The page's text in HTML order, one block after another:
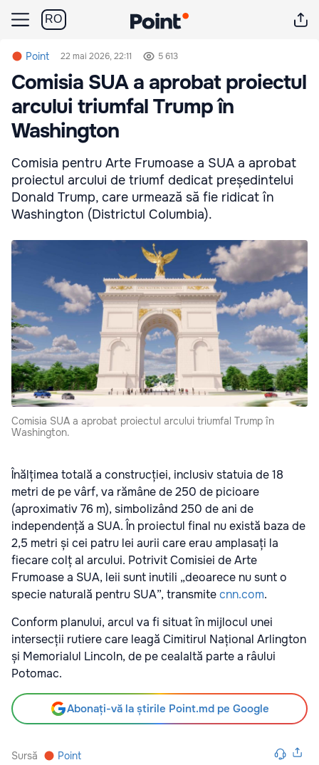
RO
Point 22 mai 2026, 22:11 5 613
Comisia SUA a aprobat proiectul
arcului triumfal Trump în
Washington
Comisia pentru Arte Frumoase a SUA a aprobat
proiectul arcului de triumf dedicat președintelui
Donald Trump, care urmează să fie ridicat în
Washington (Districtul Columbia).
Comisia SUA a aprobat proiectul arcului triumfal Trump în
Washington.
Înălțimea totală a construcției, inclusiv statuia de 18
metri de pe vârf, va rămâne de 250 de picioare
(aproximativ 76 m), simbolizând 250 de ani de
independență a SUA. În proiectul final nu există baza de
2,5 metri și cei patru lei aurii care erau amplasați la
fiecare colț al arcului. Potrivit Comisiei de Arte
Frumoase a SUA, leii sunt inutili „deoarece nu sunt o
specie naturală pentru SUA”, transmitecnn.com.
Conform planului, arcul va fi situat în mijlocul unei
intersecții rutiere care leagă Cimitirul Național Arlington
și Memorialul Lincoln, de pe cealaltă parte a râului
Potomac.
Abonați-vă la știrile Point.md pe Google
Sursă Point